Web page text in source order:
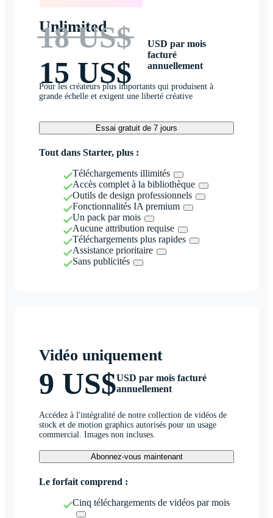
Unlimited
18 US$
15 US$
USD par mois
facturé
annuellement
Pour les créateurs plus importants qui produisent à
grande échelle et exigent une liberté créative
Essai gratuit de 7 jours
Tout dans Starter, plus :
Téléchargements illimités
Accès complet à la bibliothèque
Outils de design professionnels
Fonctionnalités IA premium
Un pack par mois
Aucune attribution requise
Téléchargements plus rapides
Assistance prioritaire
Sans publicités
Vidéo uniquement
9 US$USD par mois facturé
annuellement
Accédez à l'intégralité de notre collection de vidéos de
stock et de motion graphics autorisés pour un usage
commercial. Images non incluses.
Abonnez-vous maintenant
Le forfait comprend :
Cinq téléchargements de vidéos par mois